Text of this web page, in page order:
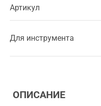
Артикул
Для инструмента
ОПИСАНИЕ